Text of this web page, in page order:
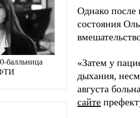
балльница
Однако после
состояния
«Затем у
дыхания,
августа
сайте